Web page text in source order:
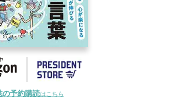
の予約購読はこちら